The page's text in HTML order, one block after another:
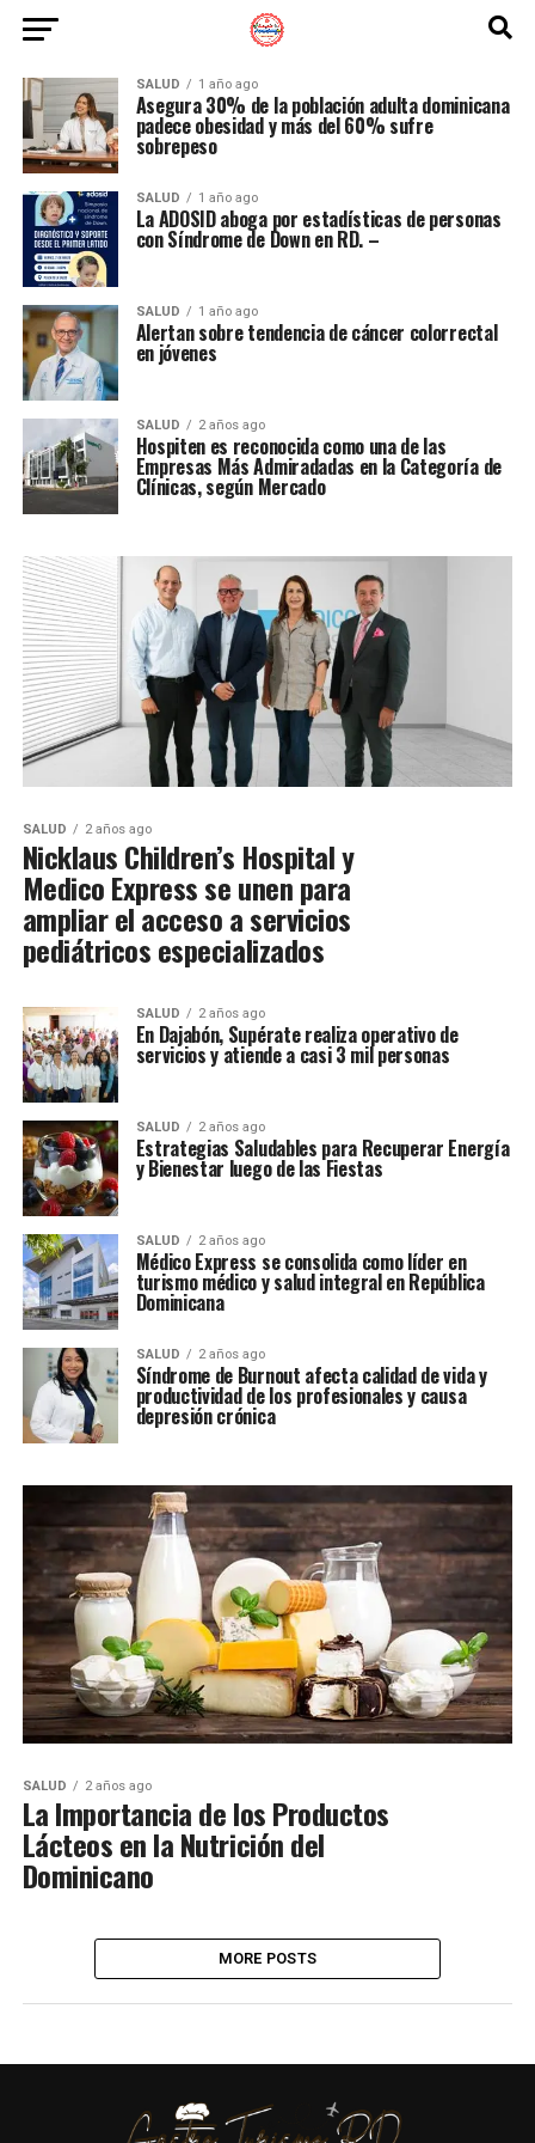
SALUD 1 año ago
Asegura 30% de la población adulta dominicana
padece obesidad y más del 60% sufre
sobrepeso
SALUD 1 año ago
La ADOSID aboga por estadísticas de personas
con Síndrome de Down en RD. –
SALUD 1 año ago
Alertan sobre tendencia de cáncer colorrectal
en jóvenes
SALUD 2 años ago
Hospiten es reconocida como una de las
Empresas Más Admiradadas en la Categoría de
Clínicas, según Mercado
SALUD 2 años ago
Nicklaus Children’s Hospital y
Medico Express se unen para
ampliar el acceso a servicios
pediátricos especializados
SALUD 2 años ago
En Dajabón, Supérate realiza operativo de
servicios y atiende a casi 3 mil personas
SALUD 2 años ago
Estrategias Saludables para Recuperar Energía
y Bienestar luego de las Fiestas
SALUD 2 años ago
Médico Express se consolida como líder en
turismo médico y salud integral en República
Dominicana
SALUD 2 años ago
Síndrome de Burnout afecta calidad de vida y
productividad de los profesionales y causa
depresión crónica
SALUD 2 años ago
La Importancia de los Productos
Lácteos en la Nutrición del
Dominicano
MORE POSTS